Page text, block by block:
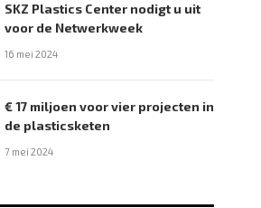
SKZ Plastics Center nodigt u uit
voor de Netwerkweek
16 mei 2024
€ 17 miljoen voor vier projecten in
de plasticsketen
7 mei 2024